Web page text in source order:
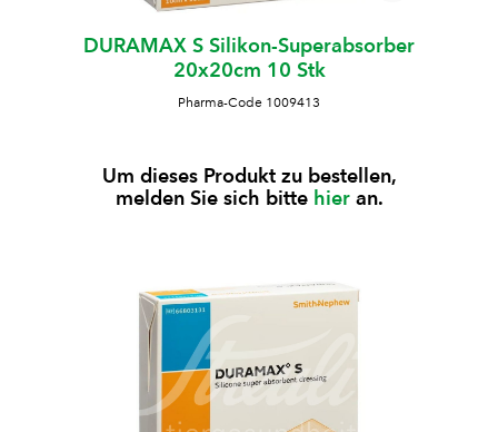
DURAMAX S Silikon-Superabsorber
20x20cm 10 Stk
Pharma-Code 1009413
Um dieses Produkt zu bestellen,
melden Sie sich bitte hieran.